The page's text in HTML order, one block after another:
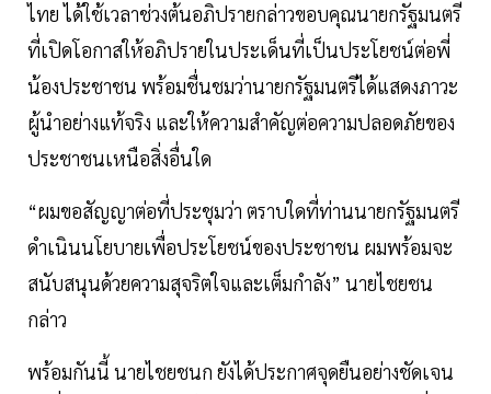
ไทย ได้ใช้เวลาช่วงต้นอภิปรายกล่าวขอบคุณนายกรัฐมนตรี
ที่เปิดโอกาสให้อภิปรายในประเด็นที่เป็นประโยชน์ต่อพี่
น้องประชาชน พร้อมชื่นชมว่านายกรัฐมนตรีได้แสดงภาวะ
ผู้นำอย่างแท้จริง และให้ความสำคัญต่อความปลอดภัยของ
ประชาชนเหนือสิ่งอื่นใด
“ผมขอสัญญาต่อที่ประชุมว่า ตราบใดที่ท่านนายกรัฐมนตรี
ดำเนินนโยบายเพื่อประโยชน์ของประชาชน ผมพร้อมจะ
สนับสนุนด้วยความสุจริตใจและเต็มกำลัง” นายไชยชน
กล่าว
พร้อมกันนี้ นายไชยชนก ยังได้ประกาศจุดยืนอย่างชัดเจน